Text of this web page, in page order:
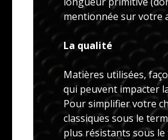
mentionnée sur votre
La qualité
Matières utilisées,
qui peuvent impacter
Pour simplifier votre
classiques sous le
plus résistants sous le